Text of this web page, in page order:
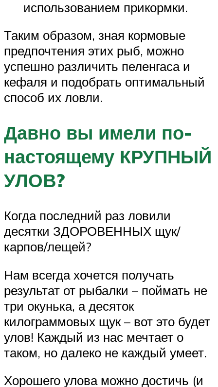
использованием прикормки.
Таким образом, зная кормовые
предпочтения этих рыб, можно
успешно различить пеленгаса и
кефаля и подобрать оптимальный
способ их ловли.
Давно вы имели по-
настоящему КРУПНЫЙ
УЛОВ?
Когда последний раз ловили
десятки ЗДОРОВЕННЫХ щук/
карпов/лещей?
Нам всегда хочется получать
результат от рыбалки – поймать не
три окунька, а десяток
килограммовых щук – вот это будет
улов! Каждый из нас мечтает о
таком, но далеко не каждый умеет.
Хорошего улова можно достичь (и